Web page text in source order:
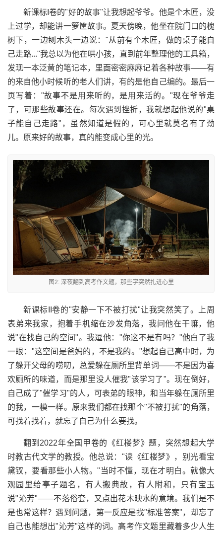
新课标I卷的"好的故事"让我想起爷爷。他是个木匠，没
上过学，却能讲一箩筐故事。夏天傍晚，他坐在院门口的槐
树下，一边刨木头一边说："从前有个木匠，做的桌子能自
己走路..."我总以为他在哄小孩，直到前年整理他的工具箱，
发现一本泛黄的笔记本，里面密密麻麻记着各种故事——有
的来自他小时候听的老人们讲，有的是他自己编的。最后一
页写着："故事不是用来听的，是用来活的。"现在爷爷走
了，可那些故事还在。每次遇到挫折，我就想起他说的"桌
子能自己走路"，虽然知道是假的，可心里就莫名有了劲
儿。原来好的故事，真的能变成心里的光。
图2: 深夜翻到高考作文题，那些字突然扎进心里
新课标II卷的"安静一下不被打扰"让我突然笑了。上周
表弟来我家，抱着手机缩在沙发角落，我问他在干嘛，他
说"在找自己的空间"。我逗他："你这不是有吗？"他白了我
一眼："这空间是爸妈的，不是我的。"想起自己高中时，为
了躲开父母的唠叨，总爱躲在厕所里背单词——不是因为喜
欢厕所的味道，而是那里没人催我"该学习了"。现在倒好，
自己成了"催学习"的人，可表弟的眼神，和当年躲在厕所里
的我，一模一样。原来我们都在找那个"不被打扰"的角落，
可找着找着，就忘了自己为什么要找。
翻到2022年全国甲卷的《红楼梦》题，突然想起大学
时教古代文学的教授。他总说："读《红楼梦》，别光看宝
黛钗，要看那些小人物。"当时不懂，现在才明白。就像大
观园里给亭子题名，有人搬典故，有人附和，只有宝玉
说"沁芳"——不落俗套，又点出花木映水的意境。我们是不
是也常这样？遇到问题，第一反应是找"标准答案"，却忘了
自己也能想出"沁芳"这样的词。高考作文题里藏着多少人生